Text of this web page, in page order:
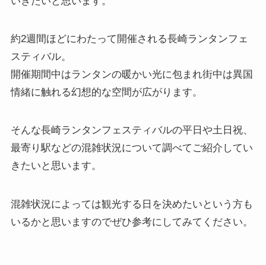
約2週間ほどにわたって開催される長崎ランタンフェ
スティバル。
開催期間中はランタンの暖かい光に包まれ街中は異国
情緒に触れる幻想的な空間が広がります。
そんな長崎ランタンフェスティバルの平日や土日祝、
最寄り駅などの混雑状況について調べてご紹介してい
きたいと思います。
混雑状況によっては観光する日を決めたいという方も
いるかと思いますのでぜひ参考にしてみてください。